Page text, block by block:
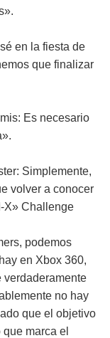
en la fiesta de
que finalizar
Es necesario
Simplemente,
volver a conocer
X» Challenge
podemos
en Xbox 360,
verdaderamente
no hay
que el objetivo
marca el